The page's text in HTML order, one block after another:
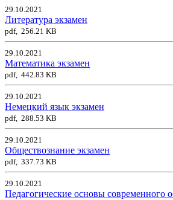
29.10.2021
Литература экзамен
pdf, 256.21 KB
29.10.2021
Математика экзамен
pdf, 442.83 KB
29.10.2021
Немецкий язык экзамен
pdf, 288.53 KB
29.10.2021
Обществознание экзамен
pdf, 337.73 KB
29.10.2021
Педагогические основы современного